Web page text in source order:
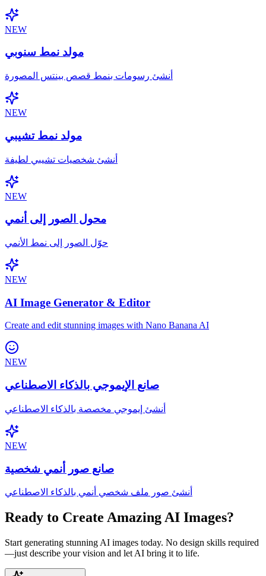
NEW
مولد نمط سنوبي
أنشئ رسومات بنمط قصص بينتس المصورة
NEW
مولد نمط تشيبي
أنشئ شخصيات تشيبي لطيفة
NEW
محول الصور إلى أنمي
حوّل الصور إلى نمط الأنمي
NEW
AI Image Generator & Editor
Create and edit stunning images with Nano Banana AI
NEW
صانع الإيموجي بالذكاء الاصطناعي
أنشئ إيموجي مخصصة بالذكاء الاصطناعي
NEW
صانع صور أنمي شخصية
أنشئ صور ملف شخصي أنمي بالذكاء الاصطناعي
Ready to Create Amazing AI Images?
Start generating stunning AI images today. No design skills required
—just describe your vision and let AI bring it to life.